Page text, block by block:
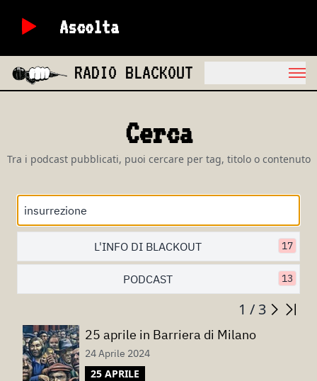
Ascolta
RADIO BLACKOUT
Cerca
Tra i podcast pubblicati, puoi cercare per tag, titolo o contenuto
L'INFO DI BLACKOUT 17
PODCAST 13
1 / 3
25 aprile in Barriera di Milano
24 Aprile 2024
25 APRILE